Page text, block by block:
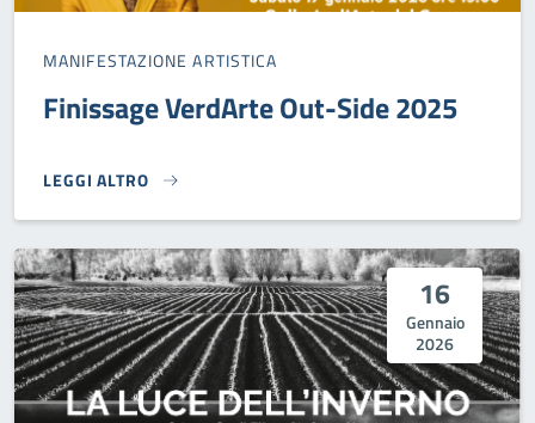
MANIFESTAZIONE ARTISTICA
Finissage VerdArte Out-Side 2025
LEGGI ALTRO
FINISSAGE VERDARTE OUT-SIDE 2025}
16
Gennaio
2026